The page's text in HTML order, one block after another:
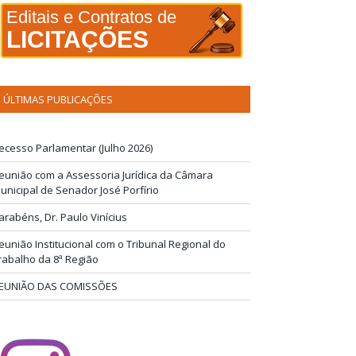
Editais e Contratos de
LICITAÇÕES
ÚLTIMAS PUBLICAÇÕES
Parlamentar (Julho 2026)
com a Assessoria Jurídica da Câmara
de Senador José Porfírio
Dr. Paulo Vinícius
Institucional com o Tribunal Regional do
da 8ª Região
DAS COMISSÕES